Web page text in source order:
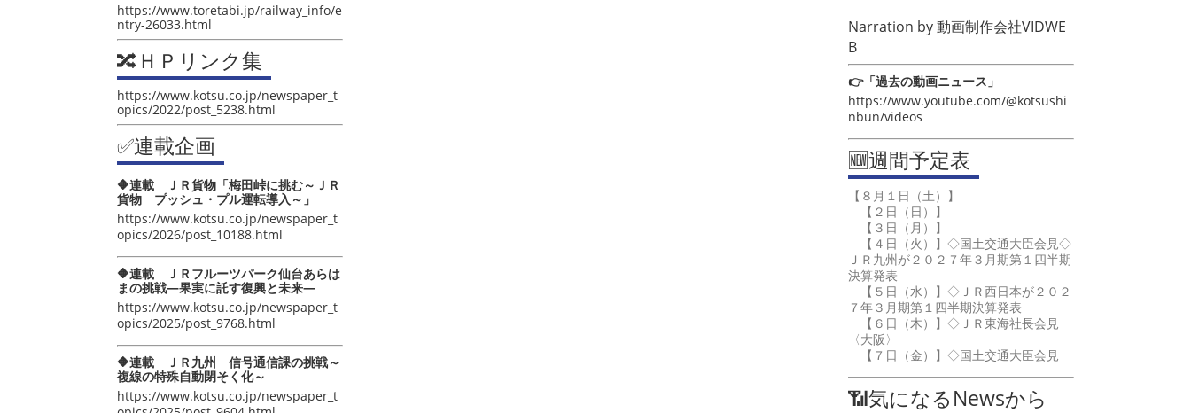
https://www.toretabi.jp/railway_info/e
ntry-26033.html
🔀ＨＰリンク集
https://www.kotsu.co.jp/newspaper_t
opics/2022/post_5238.html
✅連載企画
🔶連載 ＪＲ貨物「梅田峠に挑む～ＪＲ
貨物 プッシュ・プル運転導入～」
https://www.kotsu.co.jp/newspaper_t
opics/2026/post_10188.html
🔶連載 ＪＲフルーツパーク仙台あらは
まの挑戦―果実に託す復興と未来―
https://www.kotsu.co.jp/newspaper_t
opics/2025/post_9768.html
🔶連載 ＪＲ九州 信号通信課の挑戦～
複線の特殊自動閉そく化～
https://www.kotsu.co.jp/newspaper_t
Narration by動画制作会社VIDWE
B
👉「過去の動画ニュース」
https://www.youtube.com/@kotsushi
nbun/videos
🆕週間予定表
【８月１日（土）】
【２日（日）】
【３日（月）】
【４日（火）】◇国土交通大臣会見◇
ＪＲ九州が２０２７年３月期第１四半期
決算発表
【５日（水）】◇ＪＲ西日本が２０２
７年３月期第１四半期決算発表
【６日（木）】◇ＪＲ東海社長会見
〈大阪〉
【７日（金）】◇国土交通大臣会見
📶気になるNewsから